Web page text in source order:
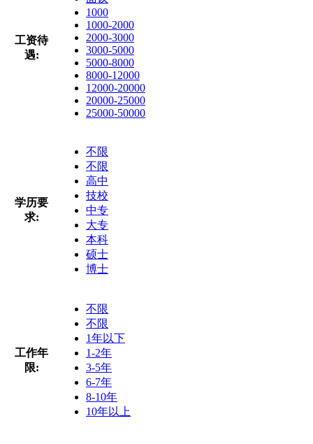
工资待
遇:
1000
1000-2000
2000-3000
3000-5000
5000-8000
8000-12000
12000-20000
20000-25000
25000-50000
学历要
求:
不限
不限
高中
技校
中专
大专
本科
硕士
博士
工作年
限:
不限
不限
1年以下
1-2年
3-5年
6-7年
8-10年
10年以上